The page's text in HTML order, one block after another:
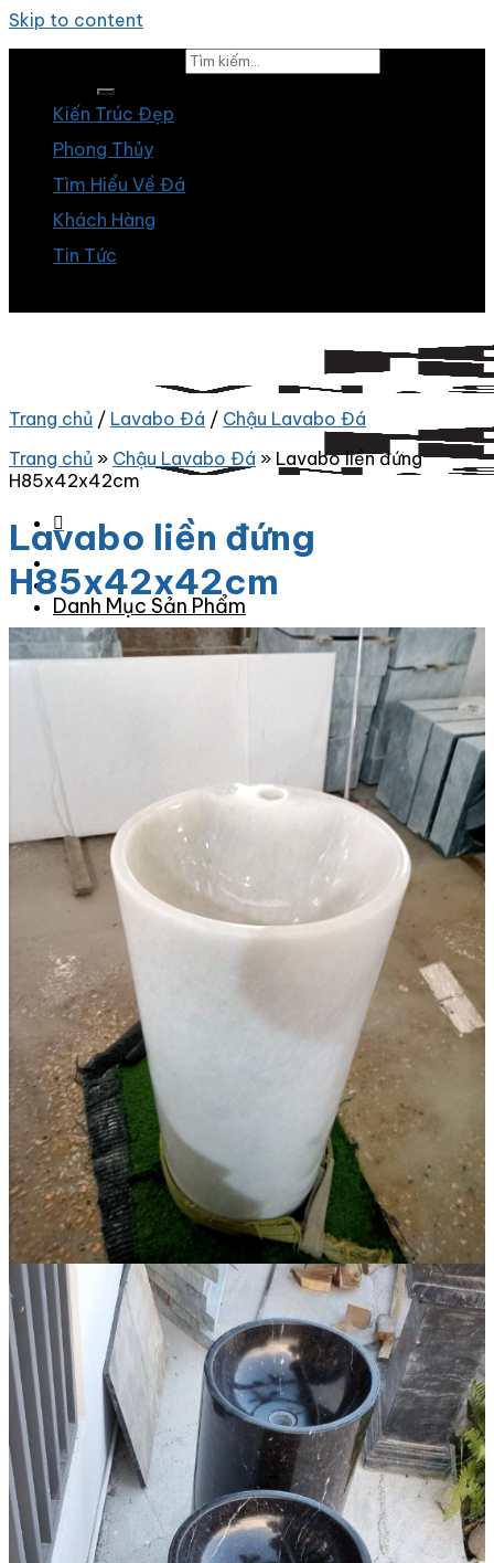
Skip to content
Kiến Trúc Đẹp
Phong Thủy
Tìm Hiểu Về Đá
Khách Hàng
Tin Tức
Danh Mục Sản Phẩm
Đá Granite Màu Đen
Đá Granite Màu Xanh
Đá Granite Màu Nâu
Đá Granite Màu Đỏ
Đá Travertine
Đá Marble
Đá Marble Màu Kem
Đá Marble Màu Nâu
Đá Marble Màu Đen
Đá Marble Màu Đỏ
Đá Marble Màu Vàng
Đá Marble Màu Trắng
Đá Marble Màu Xanh
Đá Ốp
Đá Ốp Bàn Bếp Nhân Tạo​
Đá Ốp Mộ
Đá Ốp Cột
Đá Ốp Thang Máy
Đá Ốp Bếp
Đá Ốp Bếp Tự Nhiên
Trang chủ / Lavabo Đá / Chậu Lavabo Đá
Trang chủ » Chậu Lavabo Đá » Lavabo liền đứng
H85x42x42cm
Lavabo liền đứng
H85x42x42cm